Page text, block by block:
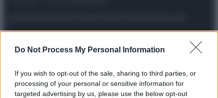
Do Not Process My Personal Information
If you wish to opt-out of the sale, sharing to third parties, or
processing of your personal or sensitive information for
targeted advertising by us, please use the below opt-out
Preferenze Privacy Privacy Policy Cookie Policy Note legali